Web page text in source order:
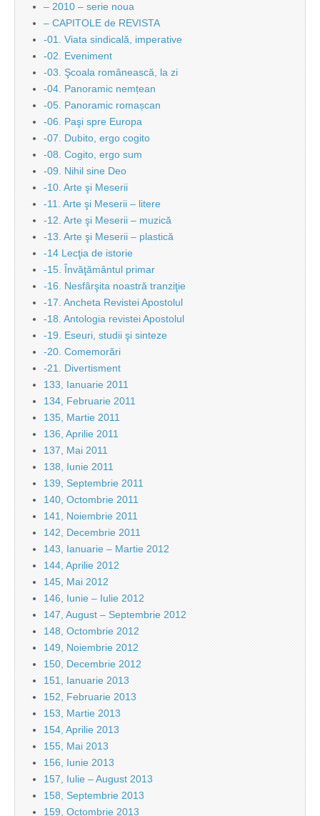
– 2010 – serie noua
– CAPITOLE de REVISTA
-01. Viata sindicală, imperative
-02. Eveniment
-03. Şcoala românească, la zi
-04. Panoramic nemțean
-05. Panoramic romașcan
-06. Paşi spre Europa
-07. Dubito, ergo cogito
-08. Cogito, ergo sum
-09. Nihil sine Deo
-10. Arte şi Meserii
-11. Arte şi Meserii – litere
-12. Arte şi Meserii – muzică
-13. Arte şi Meserii – plastică
-14 Lecţia de istorie
-15. Învăţământul primar
-16. Nesfârşita noastră tranziţie
-17. Ancheta Revistei Apostolul
-18. Antologia revistei Apostolul
-19. Eseuri, studii şi sinteze
-20. Comemorări
-21. Divertisment
133, Ianuarie 2011
134, Februarie 2011
135, Martie 2011
136, Aprilie 2011
137, Mai 2011
138, Iunie 2011
139, Septembrie 2011
140, Octombrie 2011
141, Noiembrie 2011
142, Decembrie 2011
143, Ianuarie – Martie 2012
144, Aprilie 2012
145, Mai 2012
146, Iunie – Iulie 2012
147, August – Septembrie 2012
148, Octombrie 2012
149, Noiembrie 2012
150, Decembrie 2012
151, Ianuarie 2013
152, Februarie 2013
153, Martie 2013
154, Aprilie 2013
155, Mai 2013
156, Iunie 2013
157, Iulie – August 2013
158, Septembrie 2013
159, Octombrie 2013